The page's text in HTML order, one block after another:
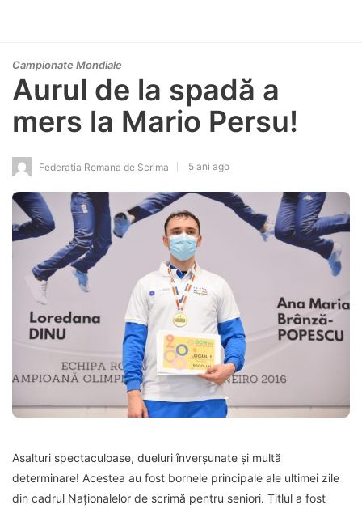
Campionate Mondiale
Aurul de la spadă a
mers la Mario Persu!
Federatia Romana de Scrima 5 ani ago
Asalturi spectaculoase, dueluri înverșunate și multă
determinare! Acestea au fost bornele principale ale ultimei zile
din cadrul Naționalelor de scrimă pentru seniori. Titlul a fost